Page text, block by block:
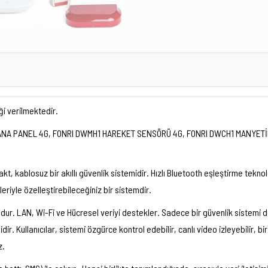
verilmektedir.
PANEL 4G, FONRI DWMH1 HAREKET SENSÖRÜ 4G, FONRI DWCH1
kablosuz bir akıllı güvenlik sistemidir. Hızlı Bluetooth eşleştirme
özelleştirebileceğiniz bir sistemdir.
LAN, Wi-Fi ve Hücresel veriyi destekler. Sadece bir güvenlik sistemi
Kullanıcılar, sistemi özgürce kontrol edebilir, canlı video izleyebilir,